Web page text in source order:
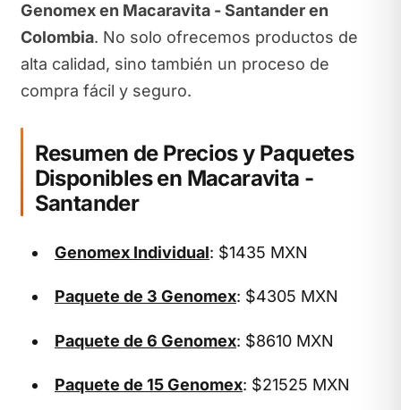
Genomex en Macaravita - Santander en
Colombia. No solo ofrecemos productos de
alta calidad, sino también un proceso de
compra fácil y seguro.
Resumen de Precios y Paquetes
Disponibles en Macaravita -
Santander
Genomex Individual: $1435 MXN
Paquete de 3 Genomex: $4305 MXN
Paquete de 6 Genomex: $8610 MXN
Paquete de 15 Genomex: $21525 MXN